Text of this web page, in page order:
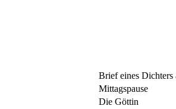
Brief eines Dichters
Mittagspause
Die Göttin